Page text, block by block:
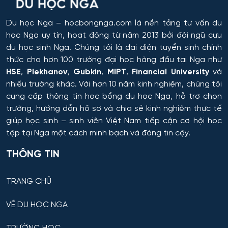
Orel
Tomsk
Krasnoyarsk
Yakutsk
Samara
Tula
Tver
Orenburg
Công chứng và hoạt động công chứng
Công nghiệp sinh thái và công nghệ sinh học
Công nghệ chế biến và khai thác gỗ
Công nghệ Hóa học
Công nghệ in ấn và đóng gói sản xuất
Công nghệ laser
Du học Nga – hocbongnga.com là nền tảng tư vấn du
học Nga uy tín, hoạt động từ năm 2013 bởi đội ngũ cựu
du học sinh Nga. Chúng tôi là đại diện tuyển sinh chính
thức cho hơn 100 trường đại học hàng đầu tại Nga như
HSE, Plekhanov, Gubkin, MIPT, Financial Universityvà
nhiều trường khác. Với hơn 10 năm kinh nghiệm, chúng tôi
cung cấp thông tin học bổng du học Nga, hỗ trợ chọn
trường, hướng dẫn hồ sơ và chia sẻ kinh nghiệm thực tế
giúp học sinh – sinh viên Việt Nam tiếp cận cơ hội học
tập tại Nga một cách minh bạch và đáng tin cậy.
THÔNG TIN
TRANG CHỦ
VỀ DU HỌC NGA